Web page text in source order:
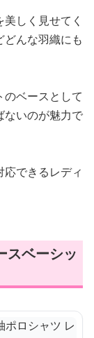
しく見せてく
んな羽織にも
ベースとして
ないのが魅力で
できるレディ
スベーシッ